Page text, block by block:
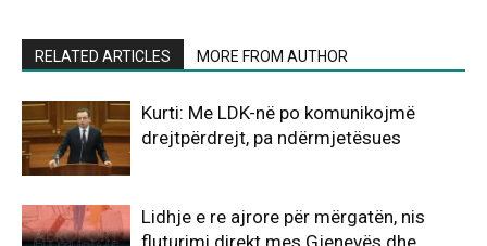
RELATED ARTICLES MORE FROM AUTHOR
Kurti: Me LDK-në po komunikojmë
drejtpërdrejt, pa ndërmjetësues
Lidhje e re ajrore për mërgatën, nis